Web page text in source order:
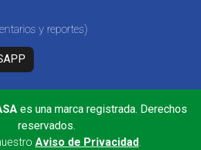
y reportes)
es una marca registrada. Derechos
reservados.
Aviso de Privacidad.